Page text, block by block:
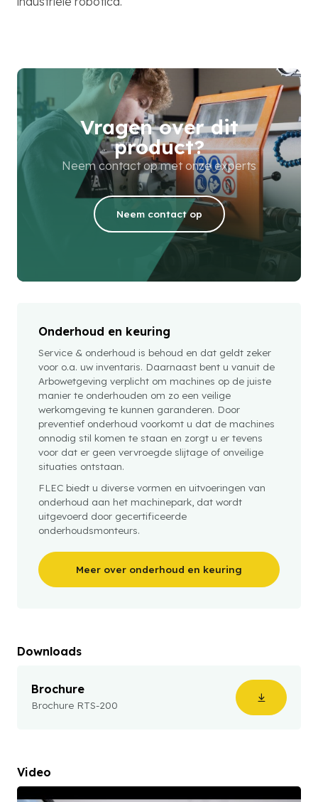
Vragen over dit
product?
Neem contact op met onze experts
Neem contact op
Onderhoud en keuring
Service & onderhoud is behoud en dat geldt zeker
voor o.a. uw inventaris. Daarnaast bent u vanuit de
Arbowetgeving verplicht om machines op de juiste
manier te onderhouden om zo een veilige
werkomgeving te kunnen garanderen. Door
preventief onderhoud voorkomt u dat de machines
onnodig stil komen te staan en zorgt u er tevens
voor dat er geen vervroegde slijtage of onveilige
situaties ontstaan.
FLEC biedt u diverse vormen en uitvoeringen van
onderhoud aan het machinepark, dat wordt
uitgevoerd door gecertificeerde
onderhoudsmonteurs.
Meer over onderhoud en keuring
Downloads
Brochure
Brochure RTS-200
Video